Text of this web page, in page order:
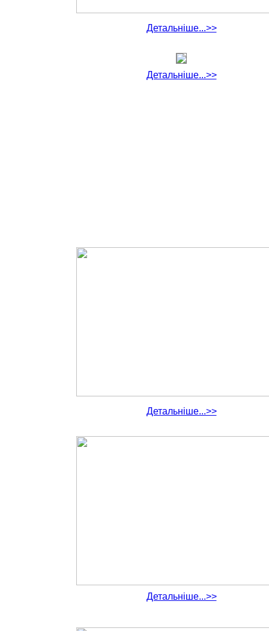
Детальніше...>>
Детальніше...>>
Детальніше...>>
Детальніше...>>